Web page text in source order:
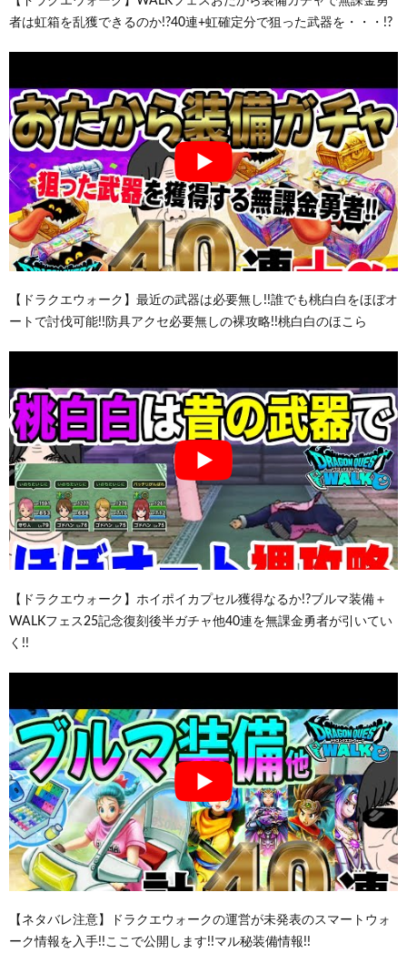
者は虹箱を乱獲できるのか!?40連+虹確定分で狙った武器を・・・!?
【ドラクエウォーク】最近の武器は必要無し!!誰でも桃白白をほぼオ
ートで討伐可能!!防具アクセ必要無しの裸攻略!!桃白白のほこら
【ドラクエウォーク】ホイポイカプセル獲得なるか!?ブルマ装備＋
WALKフェス25記念復刻後半ガチャ他40連を無課金勇者が引いてい
く!!
【ネタバレ注意】ドラクエウォークの運営が未発表のスマートウォ
ーク情報を入手!!ここで公開します!!マル秘装備情報!!